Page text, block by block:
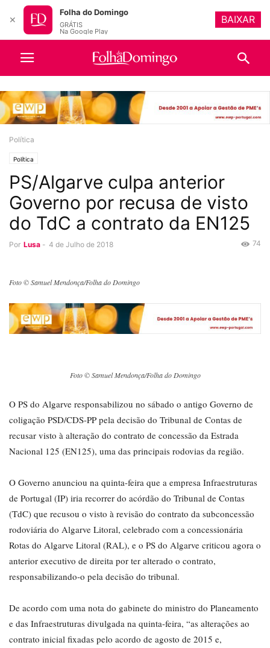
Política
Política
PS/Algarve culpa anterior
Governo por recusa de visto
do TdC a contrato da EN125
Por Lusa - 4 de Julho de 2018 74
Foto © Samuel Mendonça/Folha do Domingo
Foto © Samuel Mendonça/Folha do Domingo
O PS do Algarve responsabilizou no sábado o antigo Governo de
coligação PSD/CDS-PP pela decisão do Tribunal de Contas de
recusar visto à alteração do contrato de concessão da Estrada
Nacional 125 (EN125), uma das principais rodovias da região.
O Governo anunciou na quinta-feira que a empresa Infraestruturas
de Portugal (IP) iria recorrer do acórdão do Tribunal de Contas
(TdC) que recusou o visto à revisão do contrato da subconcessão
rodoviária do Algarve Litoral, celebrado com a concessionária
Rotas do Algarve Litoral (RAL), e o PS do Algarve criticou agora o
anterior executivo de direita por ter alterado o contrato,
responsabilizando-o pela decisão do tribunal.
De acordo com uma nota do gabinete do ministro do Planeamento
e das Infraestruturas divulgada na quinta-feira, “as alterações ao
contrato inicial fixadas pelo acordo de agosto de 2015 e,
✕
Folha do Domingo
GRÁTIS
Na Google Play
BAIXAR